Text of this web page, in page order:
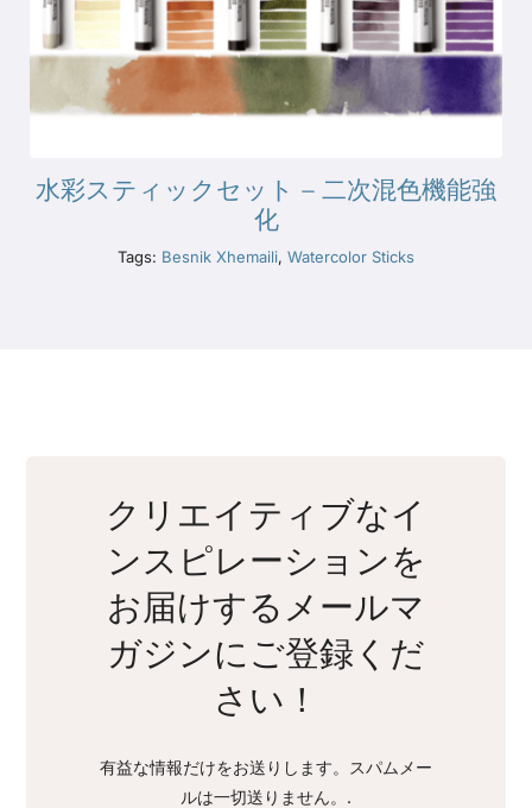
水彩スティックセット – 二次混色機能強
化
Tags: Besnik Xhemaili, Watercolor Sticks
クリエイティブなイ
ンスピレーションを
お届けするメールマ
ガジンにご登録くだ
さい！
有益な情報だけをお送りします。スパムメー
ルは一切送りません。.